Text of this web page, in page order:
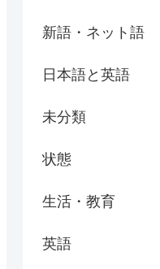
新語・ネット語
日本語と英語
未分類
状態
生活・教育
英語